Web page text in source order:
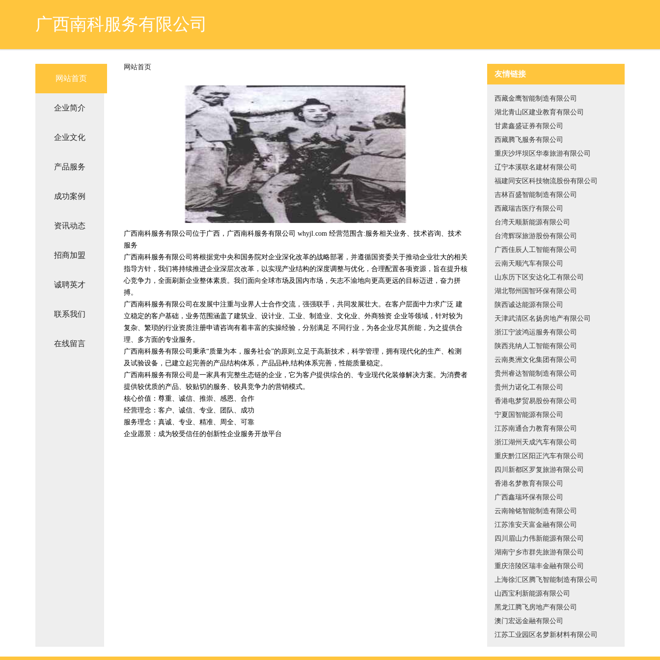
广西南科服务有限公司
网站首页
企业简介
企业文化
产品服务
成功案例
资讯动态
招商加盟
诚聘英才
联系我们
在线留言
网站首页
广西南科服务有限公司位于广西，广西南科服务有限公司 whyjl.com 经营范围含:服务相关业务、技术咨询、技术
服务
广西南科服务有限公司将根据党中央和国务院对企业深化改革的战略部署，并遵循国资委关于推动企业壮大的相关
指导方针，我们将持续推进企业深层次改革，以实现产业结构的深度调整与优化，合理配置各项资源，旨在提升核
心竞争力，全面刷新企业整体素质。我们面向全球市场及国内市场，矢志不渝地向更高更远的目标迈进，奋力拼
搏。
广西南科服务有限公司在发展中注重与业界人士合作交流，强强联手，共同发展壮大。在客户层面中力求广泛 建
立稳定的客户基础，业务范围涵盖了建筑业、设计业、工业、制造业、文化业、外商独资 企业等领域，针对较为
复杂、繁琐的行业资质注册申请咨询有着丰富的实操经验，分别满足 不同行业，为各企业尽其所能，为之提供合
理、多方面的专业服务。
广西南科服务有限公司秉承“质量为本，服务社会”的原则,立足于高新技术，科学管理，拥有现代化的生产、检测
及试验设备，已建立起完善的产品结构体系，产品品种,结构体系完善，性能质量稳定。
广西南科服务有限公司是一家具有完整生态链的企业，它为客户提供综合的、专业现代化装修解决方案。为消费者
提供较优质的产品、较贴切的服务、较具竞争力的营销模式。
核心价值：尊重、诚信、推崇、感恩、合作
经营理念：客户、诚信、专业、团队、成功
服务理念：真诚、专业、精准、周全、可靠
企业愿景：成为较受信任的创新性企业服务开放平台
友情链接
西藏金鹰智能制造有限公司
湖北青山区建业教育有限公司
甘肃鑫盛证券有限公司
西藏腾飞服务有限公司
重庆沙坪坝区华泰旅游有限公司
辽宁本溪联名建材有限公司
福建同安区科技物流股份有限公司
吉林百盛智能制造有限公司
西藏瑞吉医疗有限公司
台湾天顺新能源有限公司
台湾辉琛旅游股份有限公司
广西佳辰人工智能有限公司
云南天顺汽车有限公司
山东历下区安达化工有限公司
湖北鄂州国智环保有限公司
陕西诚达能源有限公司
天津武清区名扬房地产有限公司
浙江宁波鸿运服务有限公司
陕西兆纳人工智能有限公司
云南奥洲文化集团有限公司
贵州睿达智能制造有限公司
贵州力诺化工有限公司
香港电梦贸易股份有限公司
宁夏国智能源有限公司
江苏南通合力教育有限公司
浙江湖州天成汽车有限公司
重庆黔江区阳正汽车有限公司
四川新都区罗复旅游有限公司
香港名梦教育有限公司
广西鑫瑞环保有限公司
云南翰铭智能制造有限公司
江苏淮安天富金融有限公司
四川眉山力伟新能源有限公司
湖南宁乡市群先旅游有限公司
重庆涪陵区瑞丰金融有限公司
上海徐汇区腾飞智能制造有限公司
山西宝利新能源有限公司
黑龙江腾飞房地产有限公司
澳门宏远金融有限公司
江苏工业园区名梦新材料有限公司